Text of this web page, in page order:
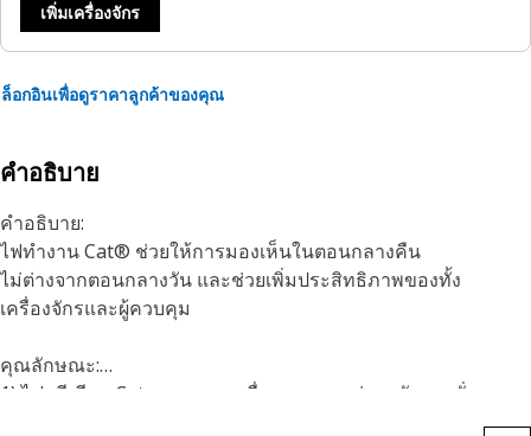
เพิ่มเครื่องจักร
ล็อกอินเพื่อดูราคาลูกค้าของคุณ
คำอธิบาย
คำอธิบาย:
ไฟทำงาน Cat® ช่วยให้การมองเห็นในตอนกลางคืน
ไม่ต่างจากตอนกลางวัน และช่วยเพิ่มประสิทธิภาพของทั้ง
เครื่องจักรและผู้ควบคุม
คุณลักษณะ:
1) ไฟพรีเมียม Catออกแบบมาเพื่อตอบสนองต่อระดับการสั่น